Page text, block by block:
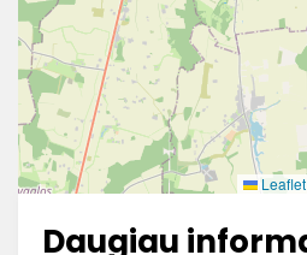
Leaflet
Daugiau